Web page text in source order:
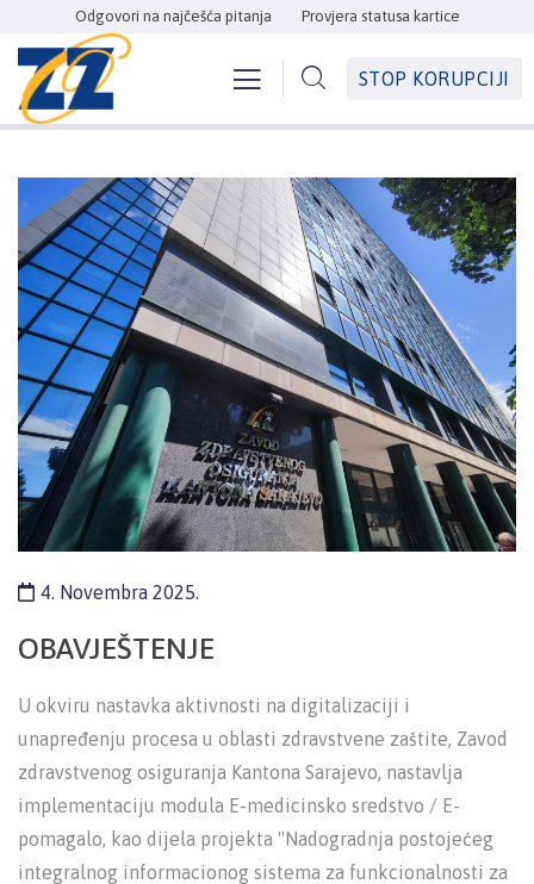
Odgovori na najčešća pitanja Provjera statusa kartice
STOP KORUPCIJI
4. Novembra 2025.
OBAVJEŠTENJE
U okviru nastavka aktivnosti na digitalizaciji i
unapređenju procesa u oblasti zdravstvene zaštite, Zavod
zdravstvenog osiguranja Kantona Sarajevo, nastavlja
implementaciju modula E-medicinsko sredstvo / E-
pomagalo, kao dijela projekta "Nadogradnja postojećeg
integralnog informacionog sistema za funkcionalnosti za